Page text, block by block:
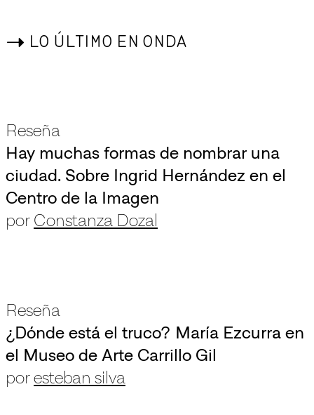
-> LO ÚLTIMO EN ONDA
Reseña
Hay muchas formas de nombrar una
ciudad. Sobre Ingrid Hernández en el
Centro de la Imagen
por Constanza Dozal
Reseña
¿Dónde está el truco? María Ezcurra en
el Museo de Arte Carrillo Gil
poresteban silva